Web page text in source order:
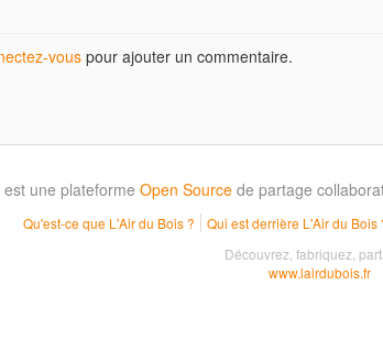
vouspour ajouter un commentaire.
est une plateforme Open Source de partage
Qu'est-ce que L'Air du Bois ? Qui est derrière L'Air du Bois
Découvrez, fabriquez,
www.lairdubois.fr